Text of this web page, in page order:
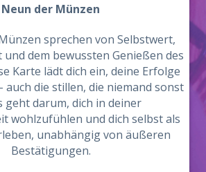
Neun der Münzen
sprechen von Selbstwert,
dem bewussten Genießen des
Karte lädt dich ein, deine Erfolge
auch die stillen, die niemand sonst
geht darum, dich in deiner
wohlzufühlen und dich selbst als
unabhängig von äußeren
Bestätigungen.